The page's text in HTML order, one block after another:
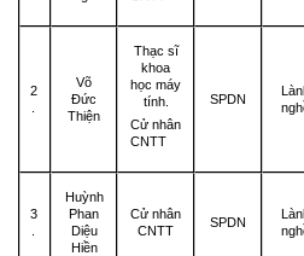
2
Võ
Đức
Thiện
Thạc sĩ
khoa
học máy
tính.
Cử nhân
CNTT
SPDN
3
Huỳnh
Phan
Diệu
Hiền
Cử nhân
CNTT
SPDN